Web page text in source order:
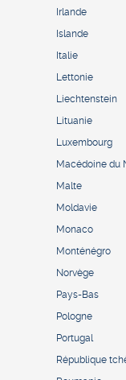
Irlande
Islande
Italie
Lettonie
Liechtenstein
Lituanie
Luxembourg
Macédoine du
Malte
Moldavie
Monaco
Monténégro
Norvège
Pays-Bas
Pologne
Portugal
République